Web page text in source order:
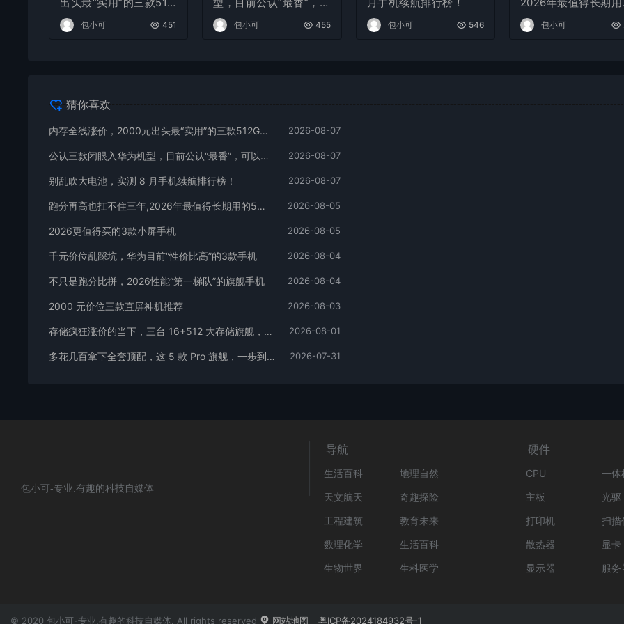
GB手机
包小可 451
以流畅用四年
包小可 455 包小可 546
5款手机
包小可
猜你喜欢
内存全线涨价，2000元出头最“实用”的三款512GB手机 2026-08-07
公认三款闭眼入华为机型，目前公认“最香”，可以流畅用四年 2026-08-07
别乱吹大电池，实测 8 月手机续航排行榜！ 2026-08-07
跑分再高也扛不住三年,2026年最值得长期用的5款手机 2026-08-05
2026更值得买的3款小屏手机 2026-08-05
千元价位乱踩坑，华为目前“性价比高”的3款手机 2026-08-04
不只是跑分比拼，2026性能“第一梯队”的旗舰手机 2026-08-04
2000 元价位三款直屏神机推荐 2026-08-03
存储疯狂涨价的当下，三台 16+512 大存储旗舰，一步告别清内存内耗 2026-08-01
多花几百拿下全套顶配，这 5 款 Pro 旗舰，一步到位用好多年 2026-07-31
包小可-专业.有趣的科技自媒体
导航
生活百科
地理自然
天文航天
奇趣探险
工程建筑
教育未来
数理化学
生活百科
生物世界
生科医学
硬件
CPU
一体
主板
光驱
打印机
扫描
散热器
显卡
显示器
服务
© 2020 包小可-专业.有趣的科技自媒体. All rights reserved 网站地图 粤ICP备2024184932号-1